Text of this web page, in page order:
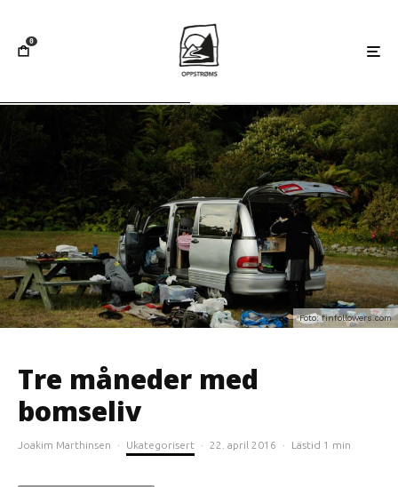
0
Foto: finfollowers.com
Tre måneder med
bomseliv
Joakim Marthinsen · Ukategorisert · 22. april 2016 · Lästid 1 min